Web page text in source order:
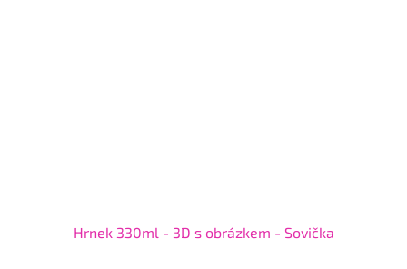
Hrnek 330ml - 3D s obrázkem - Sovička